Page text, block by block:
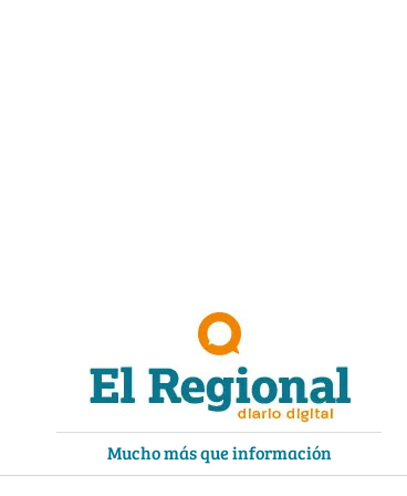
Mucho más que información